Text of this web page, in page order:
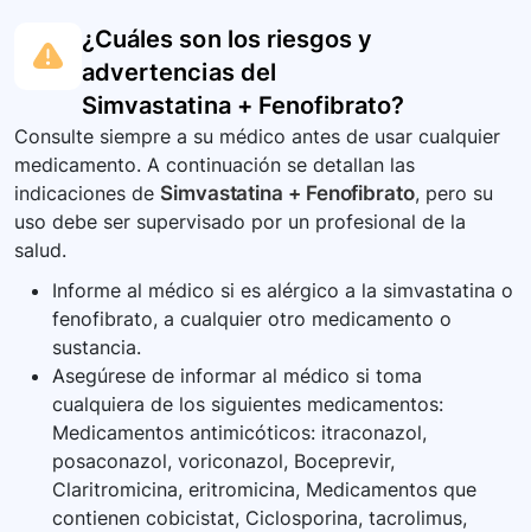
¿Cuáles son los riesgos y
advertencias del
Simvastatina + Fenofibrato?
Consulte siempre a su médico antes de usar cualquier
medicamento. A continuación se detallan las
indicaciones de Simvastatina + Fenofibrato, pero su
uso debe ser supervisado por un profesional de la
salud.
Informe al médico si es alérgico a la simvastatina o
fenofibrato, a cualquier otro medicamento o
sustancia.
Asegúrese de informar al médico si toma
cualquiera de los siguientes medicamentos:
Medicamentos antimicóticos: itraconazol,
posaconazol, voriconazol, Boceprevir,
Claritromicina, eritromicina, Medicamentos que
contienen cobicistat, Ciclosporina, tacrolimus,